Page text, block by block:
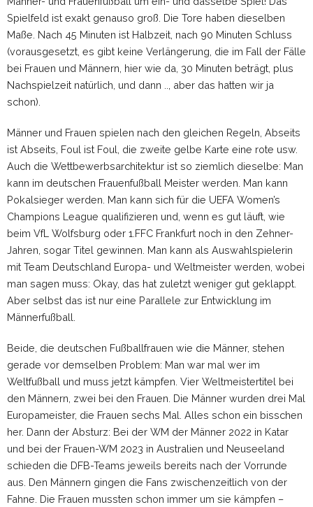
Spielfeld ist exakt genauso groß. Die Tore haben dieselben
Maße. Nach 45 Minuten ist Halbzeit, nach 90 Minuten Schluss
(vorausgesetzt, es gibt keine Verlängerung, die im Fall der Fälle
bei Frauen und Männern, hier wie da, 30 Minuten beträgt, plus
Nachspielzeit natürlich, und dann .., aber das hatten wir ja
schon).
Männer und Frauen spielen nach den gleichen Regeln, Abseits
ist Abseits, Foul ist Foul, die zweite gelbe Karte eine rote usw.
Auch die Wettbewerbsarchitektur ist so ziemlich dieselbe: Man
kann im deutschen Frauenfußball Meister werden. Man kann
Pokalsieger werden. Man kann sich für die UEFA Women’s
Champions League qualifizieren und, wenn es gut läuft, wie
beim VfL Wolfsburg oder 1.FFC Frankfurt noch in den Zehner-
Jahren, sogar Titel gewinnen. Man kann als Auswahlspielerin
mit Team Deutschland Europa- und Weltmeister werden, wobei
man sagen muss: Okay, das hat zuletzt weniger gut geklappt.
Aber selbst das ist nur eine Parallele zur Entwicklung im
Männerfußball.
Beide, die deutschen Fußballfrauen wie die Männer, stehen
gerade vor demselben Problem: Man war mal wer im
Weltfußball und muss jetzt kämpfen. Vier Weltmeistertitel bei
den Männern, zwei bei den Frauen. Die Männer wurden drei Mal
Europameister, die Frauen sechs Mal. Alles schon ein bisschen
her. Dann der Absturz: Bei der WM der Männer 2022 in Katar
und bei der Frauen-WM 2023 in Australien und Neuseeland
schieden die DFB-Teams jeweils bereits nach der Vorrunde
aus. Den Männern gingen die Fans zwischenzeitlich von der
Fahne. Die Frauen mussten schon immer um sie kämpfen –